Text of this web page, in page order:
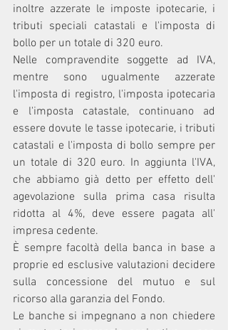
inoltre azzerate le imposte ipotecarie, i
tributi speciali catastali e l'imposta di
bollo per un totale di 320 euro.
Nelle compravendite soggette ad IVA,
mentre sono ugualmente azzerate
l'imposta di registro, l'imposta ipotecaria
e l'imposta catastale, continuano ad
essere dovute le tasse ipotecarie, i tributi
catastali e l'imposta di bollo sempre per
un totale di 320 euro. In aggiunta l'IVA,
che abbiamo già detto per effetto dell'
agevolazione sulla prima casa risulta
ridotta al 4%, deve essere pagata all'
impresa cedente.
È sempre facoltà della banca in base a
proprie ed esclusive valutazioni decidere
sulla concessione del mutuo e sul
ricorso alla garanzia del Fondo.
Le banche si impegnano a non chiedere